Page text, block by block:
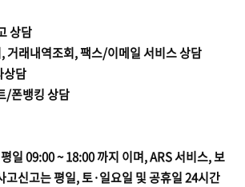
상담
거래내역조회, 팩스/이메일 서비스 상담
상담
/폰뱅킹 상담
일 09:00 ~ 18:00 까지 이며, ARS 서비스, 보
고신고는 평일, 토·일요일 및 공휴일 24시간